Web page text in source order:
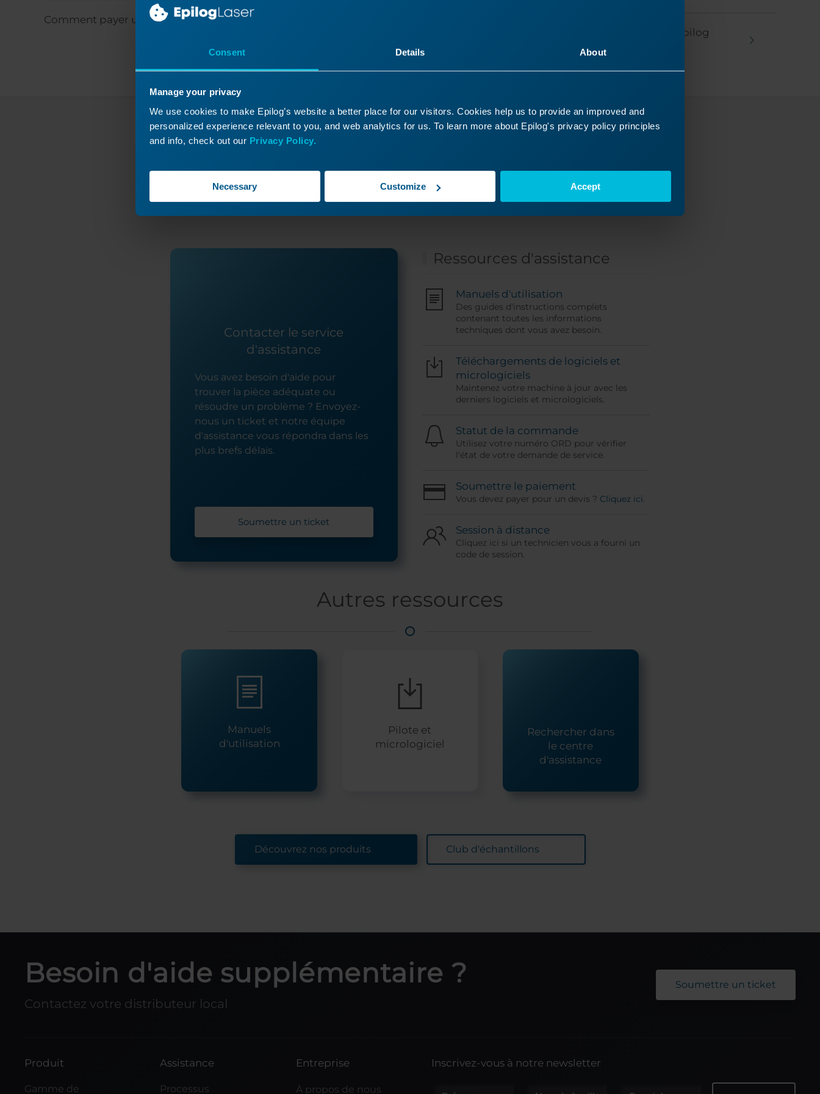
Consent Details About
Manage your privacy
We use cookies to make Epilog’s website a better place for our visitors. Cookies help us to provide an improved and
personalized experience relevant to you, and web analytics for us. To learn more about Epilog's privacy policy principles
and info, check out our Privacy Policy.
Necessary Customize Accept
Comment payer une commande
Comment configurer un logiciel graphique pour Epilog
Vous n'avez pas trouvé ce que vous cherchiez ?
Envoyez un ticket d'assistance et l'un de nos techniciens
compétents vous contactera dans les plus brefs délais !
Contacter le service
d'assistance
Vous avez besoin d'aide pour
trouver la pièce adéquate ou
résoudre un problème ? Envoyez-
nous un ticket et notre équipe
d'assistance vous répondra dans les
plus brefs délais.
Soumettre un ticket
Ressources d'assistance
Manuels d'utilisation
Des guides d'instructions complets
contenant toutes les informations
techniques dont vous avez besoin.
Téléchargements de logiciels et
micrologiciels
Maintenez votre machine à jour avec les
derniers logiciels et micrologiciels.
Statut de la commande
Utilisez votre numéro ORD pour vérifier
l'état de votre demande de service.
Soumettre le paiement
Vous devez payer pour un devis ? Cliquez ici.
Session à distance
Cliquez ici si un technicien vous a fourni un
code de session.
Autres ressources
Manuels
d'utilisation
Pilote et
micrologiciel
Rechercher dans
le centre
d'assistance
Découvrez nos produits Club d'échantillons
Besoin d'aide supplémentaire ?
Contactez votre distributeur local
Soumettre un ticket
Produit
Gamme de
Assistance
Processus
Entreprise
À propos de nous
Inscrivez-vous à notre newsletter